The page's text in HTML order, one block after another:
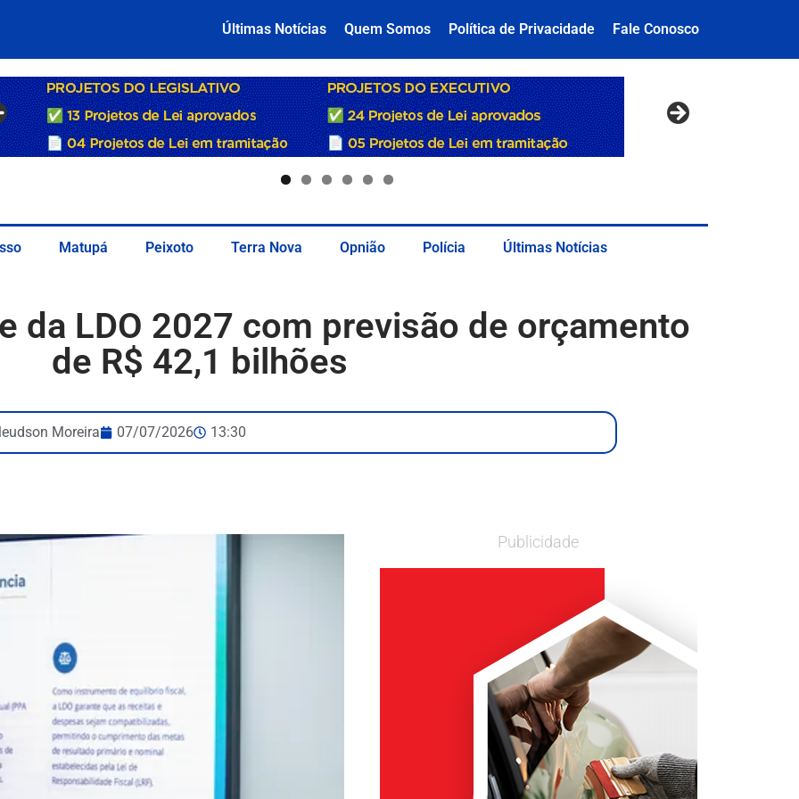
Últimas Notícias Quem Somos Política de Privacidade Fale Conosco
Matupá Peixoto Terra Nova Opnião Polícia Últimas Notícias
da LDO 2027 com previsão de orçamento
de R$ 42,1 bilhões
Moreira 07/07/2026 13:30
Publicidade